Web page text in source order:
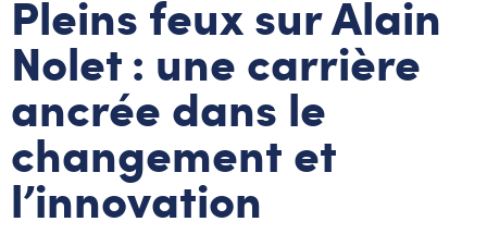
Pleins feux sur Alain
Nolet : une carrière
ancrée dans le
changement et
l’innovation